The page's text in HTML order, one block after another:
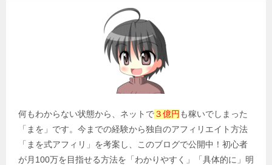
何もわからない状態から、ネットで３億円も稼いでしまった
「まを」です。今までの経験から独自のアフィリエイト方法
「まを式アフィリ」を考案し、このブログで公開中！初心者
が月100万を目指せる方法を「わかりやすく」「具体的に」明